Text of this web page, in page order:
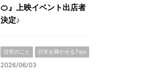
🍊』上映イベント出店者
決定♪
日常のこと 日常を輝かせるTips
2026/06/03